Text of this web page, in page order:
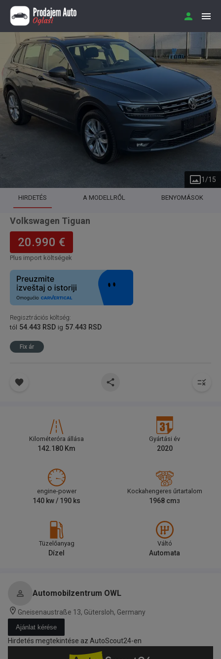
1 /15
HIRDETÉS A MODELLRŐL BENYOMÁSOK
Volkswagen Tiguan
20.990 €
Plus import költségek
Regisztrációs költség:
tól 54.443 RSD ig 57.443 RSD
Fix ár
Kilométeróra állása
142.180 Km
Gyártási év
2020
engine-power
140 kw / 190 ks
Kockahengeres űrtartalom
1968 cm3
Tüzelőanyag
Dízel
Váltó
Automata
Automobilzentrum OWL
Gneisenaustraße 13, Gütersloh, Germany
Ajánlat kérése
Hirdetés megtekintése az AutoScout24-en